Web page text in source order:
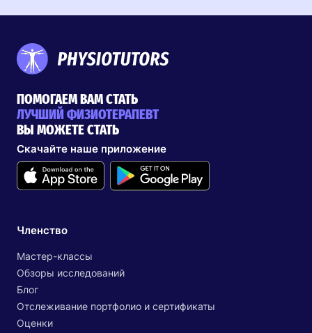
ПОМОГАЕМ ВАМ СТАТЬ
ЛУЧШИЙ ФИЗИОТЕРАПЕВТ
ВЫ МОЖЕТЕ СТАТЬ
Скачайте наше приложение
Членство
Мастер-классы
Обзоры исследований
Блог
Отслеживание портфолио и сертификаты
Оценки